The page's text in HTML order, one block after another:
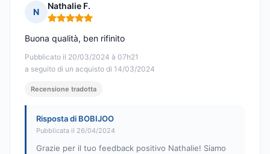
N
Nathalie F.
Nota: 5 su 5
Pubblicato il 20/03/2024 à 07h21
a seguito di un acquisto di 14/03/2024
Buona qualità, ben rifinito
Recensione tradotta
Risposta di BOBIJOO
Pubblicata il 26/04/2024
Grazie per il tuo feedback positivo Nathalie! Siamo